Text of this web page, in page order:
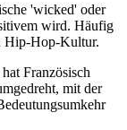
'wicked' oder
wird. Häufig
Hip-Hop-Kultur.
Französisch
mit der